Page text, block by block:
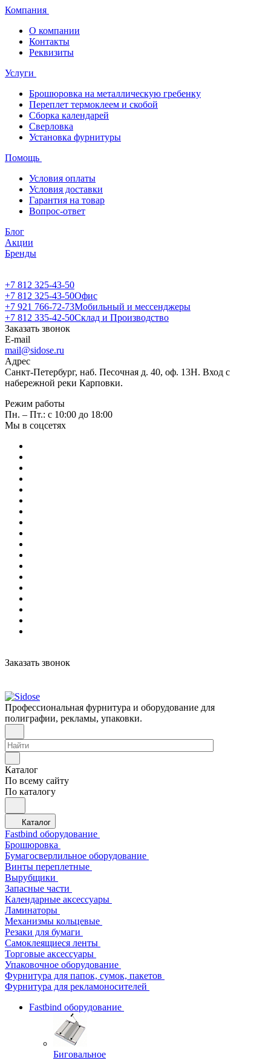
Компания
О компании
Контакты
Реквизиты
Услуги
Брошюровка на металлическую гребенку
Переплет термоклеем и скобой
Сборка календарей
Сверловка
Установка фурнитуры
Помощь
Условия оплаты
Условия доставки
Гарантия на товар
Вопрос-ответ
Блог
Акции
Бренды
+7 812 325-43-50
+7 812 325-43-50Офис
+7 921 766-72-73Мобильный и мессенджеры
+7 812 335-42-50Склад и Производство
Заказать звонок
E-mail
mail@sidose.ru
Адрес
Санкт-Петербург, наб. Песочная д. 40, оф. 13Н. Вход с
набережной реки Карповки.
Режим работы
Пн. – Пт.: с 10:00 до 18:00
Мы в соцсетях
Заказать звонок
Профессиональная фурнитура и оборудование для
полиграфии, рекламы, упаковки.
Каталог
По всему сайту
По каталогу
Каталог
Fastbind оборудование
Брошюровка
Бумагосверлильное оборудование
Винты переплетные
Вырубщики
Запасные части
Календарные аксессуары
Ламинаторы
Механизмы кольцевые
Резаки для бумаги
Самоклеящиеся ленты
Торговые аксессуары
Упаковочное оборудование
Фурнитура для папок, сумок, пакетов
Фурнитура для рекламоносителей
Fastbind оборудование
Биговальное